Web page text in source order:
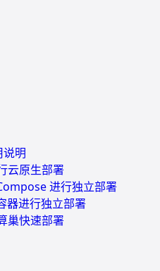
明
云原生部署
进行独立部署
器进行独立部署
巢快速部署